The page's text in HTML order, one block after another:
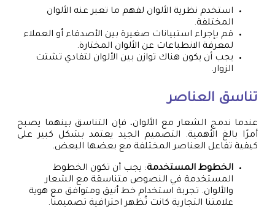
استخدم نظرية الألوان لفهم ما تعبر عنه الألوان
المختلفة.
قم بإجراء استبيانات صغيرة بين الأصدقاء أو العملاء
لمعرفة الانطباعات عن الألوان المختارة.
يجب أن يكون هناك توازن بين الألوان لتفادي تشتت
الزوار.
تناسق العناصر
عندما ندمج الشعار مع الألوان، فإن التناسق بينهما يصبح
أمرًا بالغ الأهمية. التصميم الجيد يعتمد بشكل كبير على
كيفية تفاعل العناصر المختلفة مع بعضها البعض.
الخطوط المستخدمة: يجب أن تكون الخطوط
المستخدمة في النصوص متناسقة مع الشعار
والألوان. تجربة استخدام خط أنيق ومتوافق مع هوية
علامتنا التجارية كانت تُظهر احترافية تصميمنا.